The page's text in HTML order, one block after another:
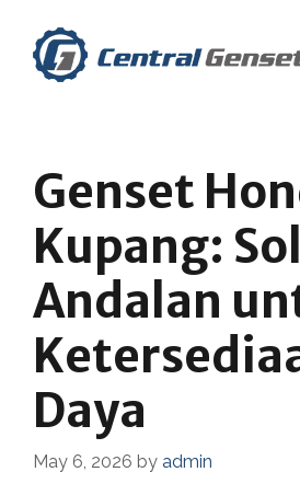
content
Genset
Kupang:
Andalan
Daya
May 6, 2026 by admin